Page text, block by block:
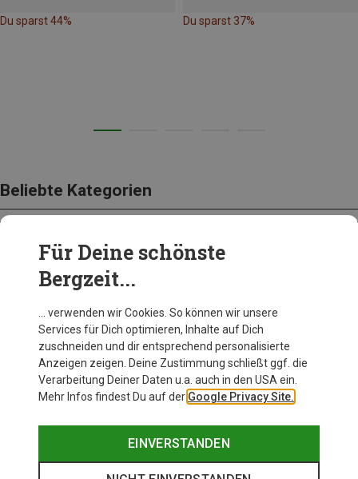
Du sparst 44% Du sparst 37%
Beliebte Kategorien
BEKLEIDUNG
Für Deine schönste
Bergzeit...
… verwenden wir Cookies. So können wir unsere
Services für Dich optimieren, Inhalte auf Dich
zuschneiden und dir entsprechend personalisierte
Anzeigen zeigen. Deine Zustimmung schließt ggf. die
Verarbeitung Deiner Daten u.a. auch in den USA ein.
Mehr Infos findest Du auf der Google Privacy Site.
EINVERSTANDEN